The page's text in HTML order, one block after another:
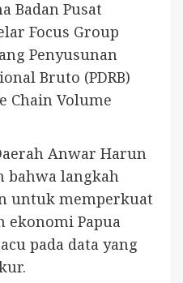
Badan Pusat
Focus Group
Penyusunan
Bruto (PDRB)
Chain Volume
Anwar Harun
bahwa langkah
untuk memperkuat
ekonomi Papua
pada data yang